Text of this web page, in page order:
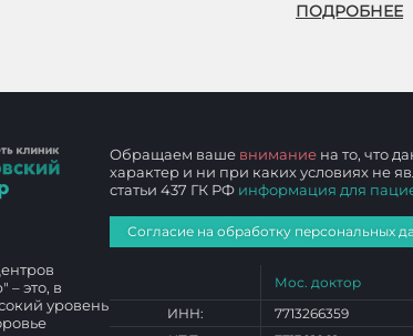
ПОДРОБНЕЕ
– это, в
уровень
Обращаем ваше внимание на то, что
характер и ни при каких условиях не
статьи 437 ГК РФ информация для
Согласие на обработку персональных
ИНН:
Мос. доктор
7713266359